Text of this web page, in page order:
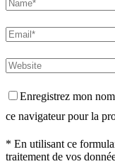
Enregistrez mon
ce navigateur pour la
* En utilisant ce
traitement de vos